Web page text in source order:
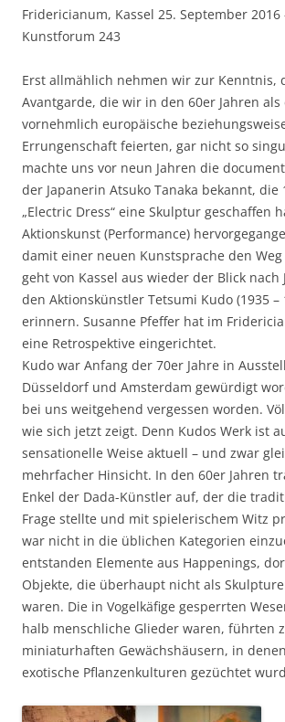
Fridericianum, Kassel 25. September 2016
Kunstforum 243
Erst allmählich nehmen wir zur Kenntnis,
Avantgarde, die wir in den 60er Jahren als
vornehmlich europäische
Errungenschaft feierten, gar nicht so
machte uns vor neun Jahren die
der Japanerin Atsuko Tanaka bekannt, die
„Electric Dress“ eine Skulptur geschaffen
Aktionskunst (Performance)
damit einer neuen Kunstsprache den
geht von Kassel aus wieder der Blick nach
den Aktionskünstler Tetsumi Kudo (1935 –
erinnern. Susanne Pfeffer hat im
eine Retrospektive eingerichtet.
Kudo war Anfang der 70er Jahre in
Düsseldorf und Amsterdam gewürdigt
bei uns weitgehend vergessen worden.
wie sich jetzt zeigt. Denn Kudos Werk ist
sensationelle Weise aktuell – und zwar
mehrfacher Hinsicht. In den 60er Jahren
Enkel der Dada-Künstler auf, der die
Frage stellte und mit spielerischem Witz
war nicht in die üblichen Kategorien
entstanden Elemente aus Happenings,
Objekte, die überhaupt nicht als
waren. Die in Vogelkäfige gesperrten
halb menschliche Glieder waren, führten
miniaturhaften Gewächshäusern, in
exotische Pflanzenkulturen gezüchtet